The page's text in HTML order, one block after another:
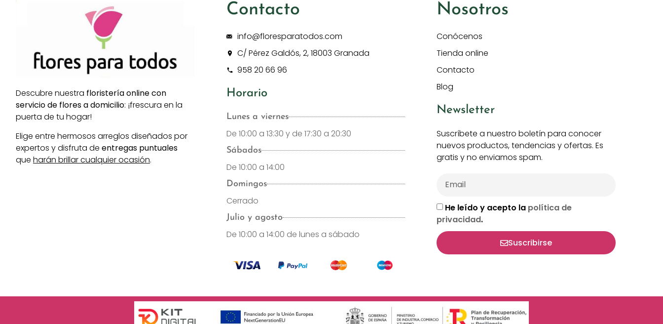
Descubre nuestra floristería online con
servicio de flores a domicilio: ¡frescura en la
puerta de tu hogar!
Elige entre hermosos arreglos diseñados por
expertos y disfruta de entregas puntuales
que harán brillar cualquier ocasión.
Contacto
info@floresparatodos.com
C/ Pérez Galdós, 2, 18003 Granada
958 20 66 96
Horario
Lunes a viernes
De 10:00 a 13:30 y de 17:30 a 20:30
Sábados
De 10:00 a 14:00
Domingos
Cerrado
Julio y agosto
De 10:00 a 14:00 de lunes a sábado
Nosotros
Conócenos
Tienda online
Contacto
Blog
Newsletter
Suscríbete a nuestro boletín para conocer
nuevos productos, tendencias y ofertas. Es
gratis y no enviamos spam.
He leído y acepto la política de
privacidad.
Suscribirse